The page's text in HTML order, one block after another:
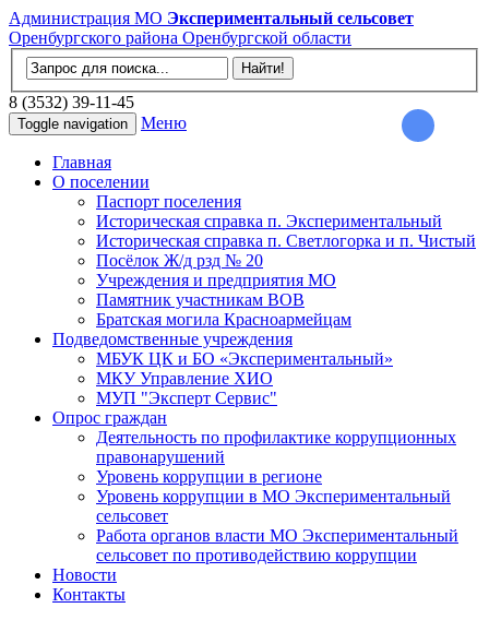
Администрация МО Экспериментальный сельсовет
Оренбургского района Оренбургской области
8 (3532) 39-11-45
Toggle navigation Меню
Главная
О поселении
Паспорт поселения
Историческая справка п. Экспериментальный
Историческая справка п. Светлогорка и п. Чистый
Посёлок Ж/д рзд № 20
Учреждения и предприятия МО
Памятник участникам ВОВ
Братская могила Красноармейцам
Подведомственные учреждения
МБУК ЦК и БО «Экспериментальный»
МКУ Управление ХИО
МУП "Эксперт Сервис"
Опрос граждан
Деятельность по профилактике коррупционных
правонарушений
Уровень коррупции в регионе
Уровень коррупции в МО Экспериментальный
сельсовет
Работа органов власти МО Экспериментальный
сельсовет по противодействию коррупции
Новости
Контакты